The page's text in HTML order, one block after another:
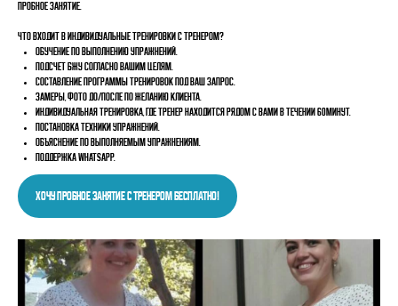
пробное занятие.
Что входит в индивидуальные тренировки с тренером?
Обучение по выполнению упражнений.
Подсчет БЖУ согласно вашим целям.
Составление программы тренировок под ваш запрос.
Замеры, фото до/после по желанию клиента.
Индивидуальная тренировка, где тренер находится рядом с вами в течении 60минут.
Постановка техники упражнений.
Объяснение по выполняемым упражнениям.
Поддержка WhatsApp.
Хочу пробное занятие с тренером бесплатно!